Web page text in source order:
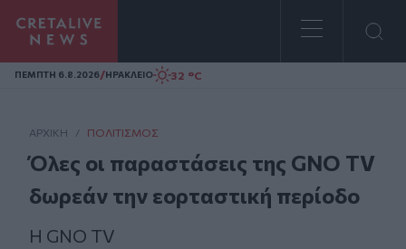
Homepage
ΠΕΜΠΤΗ 6.8.2026/ΗΡΑΚΛΕΙΟ 32 °C
ΑΡΧΙΚΗ / ΠΟΛΙΤΙΣΜΌΣ
Όλες οι παραστάσεις της GNO TV
δωρεάν την εορταστική περίοδο
H GNO TV